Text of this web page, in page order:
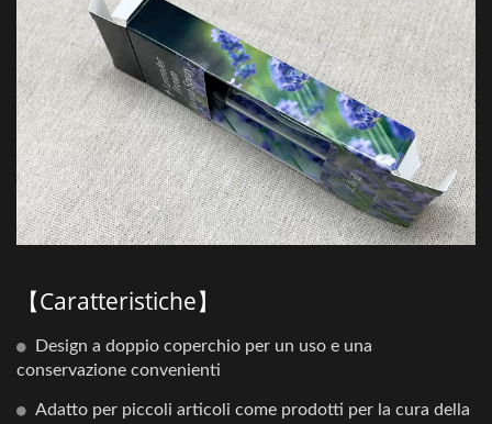
【Caratteristiche】
Design a doppio coperchio per un uso e una
conservazione convenienti
Adatto per piccoli articoli come prodotti per la cura della